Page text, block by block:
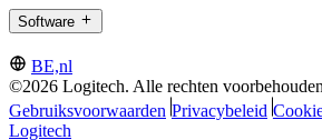
Software
BE,nl
©2026 Logitech. Alle rechten voorbehouden
Gebruiksvoorwaarden Privacybeleid
Logitech